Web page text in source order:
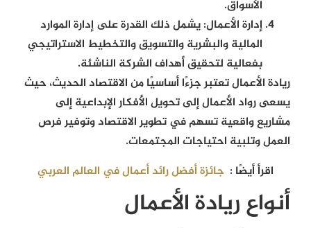
الأسواق.
إدارة الأعمال:يشمل ذلك القدرة على إدارة الموارد
المالية والبشرية والتسويق والتخطيط الاستراتيجي
بفعالية لتحقيق أهداف الشركة الناشئة.
ريادة الأعمال تعتبر جزءًا أساسيًا من الاقتصاد الحديث، حيث
يسعى رواد الأعمال إلى تحويل الأفكار الإبداعية إلى
مشاريع واقعية تسهم في تطويرالاقتصاد وتوفير فرص
العمل وتلبية احتياجات المجتمعات.
اقرأ أيضًا : جائزة أفضل رائد أعمال في العالم العربي
أنواع ريادة الأعمال